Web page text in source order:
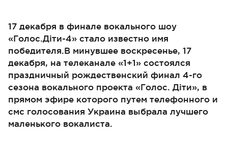
17 декабря в финале вокального шоу
«Голос.Діти-4» стало известно имя
победителя.В минувшее воскресенье, 17
декабря, на телеканале «1+1» состоялся
праздничный рождественский финал 4-го
сезона вокального проекта «Голос. Діти», в
прямом эфире которого путем телефонного и
смс голосования Украина выбрала лучшего
маленького вокалиста.